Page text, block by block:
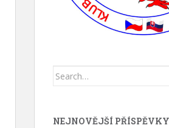
Search for:
NEJNOVĚJŠÍ PŘÍSPĚVKY